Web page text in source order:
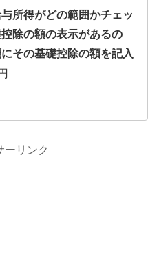
所得がどの範囲かチェッ
除の額の表示があるの
その基礎控除の額を記入
ーリンク